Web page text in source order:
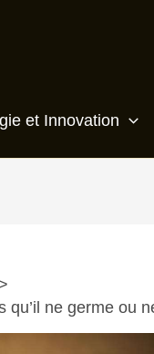
et Innovation
qu’il ne germe ou